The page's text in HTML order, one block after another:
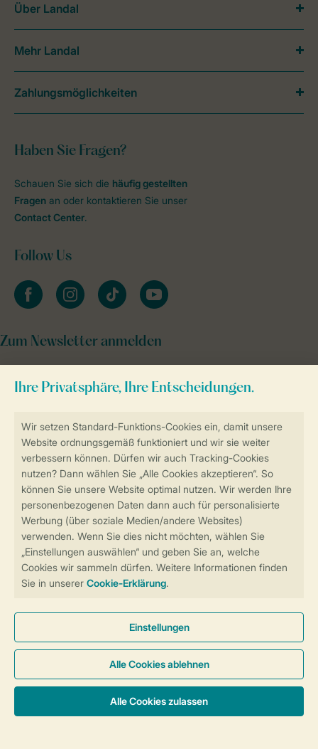
Sicherstellung Deiner Privatsphäre
Sicher und schnell zur Online-Buchung
Sichere Datenübertragung
Sicheres Bezahlen
Haben Sie Fragen?
Schauen Sie sich die häufig gestellten
Fragen an oder kontaktieren Sie unser
Contact Center.
Follow Us
facebookinstagramtiktok youtube
Zum Newsletter anmelden
Über Landal
Mehr Landal
Zahlungsmöglichkeiten
Cookies und Banner
Barrierefreiheit
© 2026 Landal GreenParks GmbH